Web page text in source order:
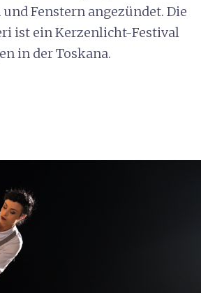
Fenstern angezündet. Die
ist ein Kerzenlicht-Festival
in der Toskana.